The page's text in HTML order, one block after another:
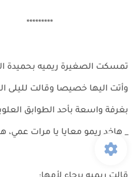
*********
تمسكت الصغيرة ريميه بحميدة
وأتت اليها خصيصا وقالت لليلى
بغرفة واسعة بأحد الطوابق
_ هاخد ريمو معايا يا مرات عمي،